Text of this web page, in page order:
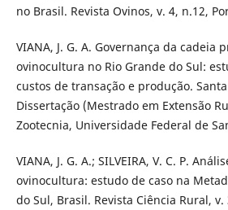
no Brasil. Revista Ovinos, v. 4, n.12,
VIANA, J. G. A. Governança da cadeia
ovinocultura no Rio Grande do Sul:
custos de transação e produção.
Dissertação (Mestrado em Extensão
Zootecnia, Universidade Federal de
VIANA, J. G. A.; SILVEIRA, V. C. P.
ovinocultura: estudo de caso na
do Sul, Brasil. Revista Ciência Rural,